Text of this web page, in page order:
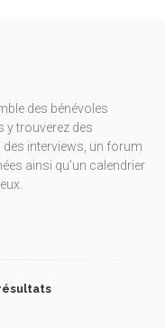
des bénévoles
y trouverez des
interviews, un forum
ainsi qu’un calendrier